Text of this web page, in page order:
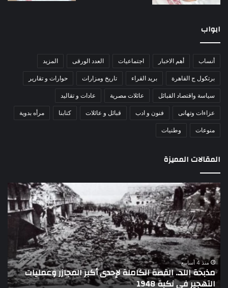
ابواب
أنساب أهم الاخبار اجتماعيات العدد الورقى المزيد
برتكول ج القاهرة بريد القراء تاريخ ومزارات حوارات و تقارير
سياسة واقتصاد القبائل عائلات مصرية عادات و تقاليد
عزاءات وتهانى فنون و ادب قبائل و عائلات كتابنا مرأه بدوية
منوعات وطنيات
المقالات المميزة
اللواء
دكتور
راضي
عبدالمعطي
يكتب:
30
يونيو
–
3
يوليو..
منذ 4 أسابيع
اللواء دكتور راضي عبدالمعطي يكتب: 30 يونيو – 3 يوليو..
تاريخ لا يمحى من الذاكرة الوطنية المصرية